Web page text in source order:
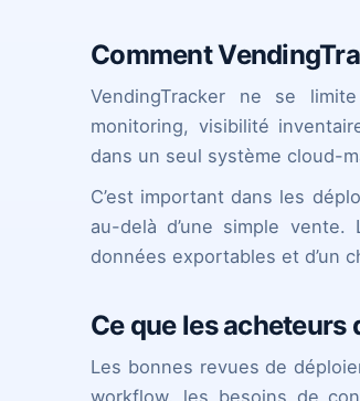
Comment
VendingTracker ne se
monitoring, visibilité
dans un seul système cloud-
C’est important dans les
au-delà d’une simple
données exportables et d’un
Ce que les
Les bonnes revues de
workflow, les besoins de